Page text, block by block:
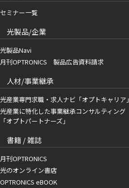
セミナー一覧
光製品/企業
光製品Navi
月刊OPTRONICS 製品広告資料請求
人材/事業継承
光産業専門求職・求人ナビ「オプトキャリア」
光産業に特化した事業継承コンサルティング
「オプトパートナーズ」
書籍 / 雑誌
月刊OPTRONICS
光のオンライン書店
OPTRONICS eBOOK